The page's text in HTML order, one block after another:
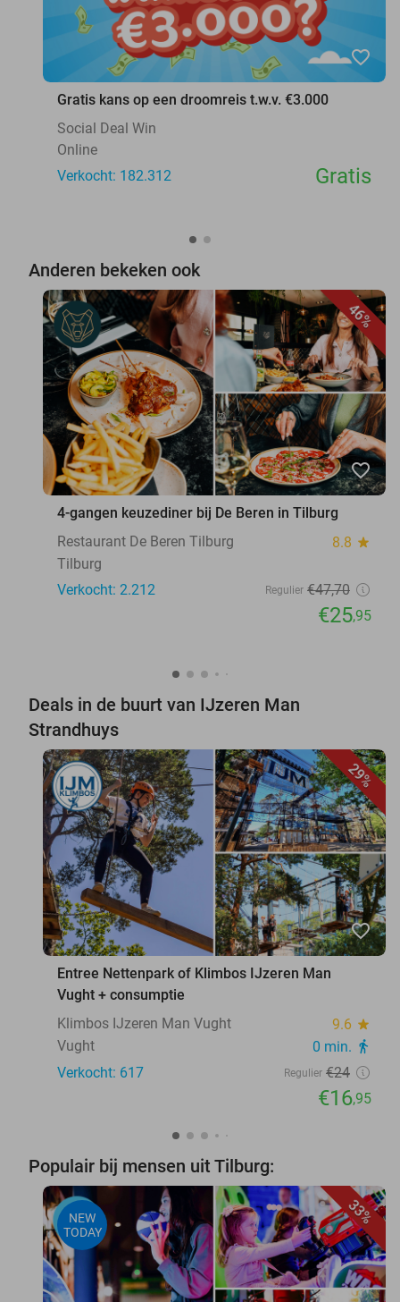
favorite_border
Gratis kans op een droomreis t.w.v. €3.000
Social Deal Win
Online
Verkocht: 182.312
Gratis
Anderen bekeken ook
46%
favorite_border
4-gangen keuzediner bij De Beren in Tilburg
Restaurant De Beren Tilburg
8.8 star
Tilburg
Verkocht: 2.212
Regulier €47,70
€25,95
Deals in de buurt van IJzeren Man
Strandhuys
29%
favorite_border
Entree Nettenpark of Klimbos IJzeren Man
Vught + consumptie
Klimbos IJzeren Man Vught
9.6 star
Vught 0 min. directions_walk
Verkocht: 617 Regulier €24
€16,95
Populair bij mensen uit Tilburg:
33%
NEW
TODAY